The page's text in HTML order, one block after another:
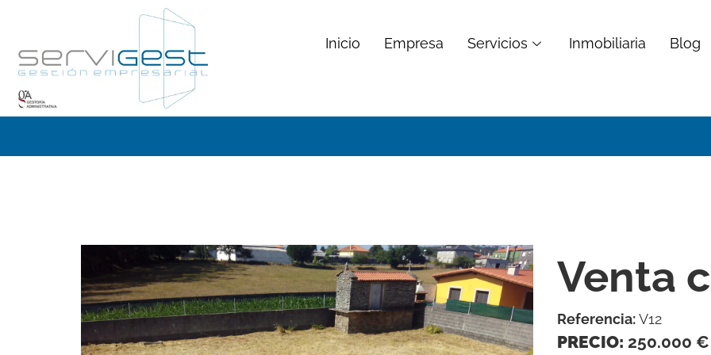
Inicio Empresa Servicios Inmobiliaria Blog
Venta
Referencia:V12
PRECIO: 250.000 €